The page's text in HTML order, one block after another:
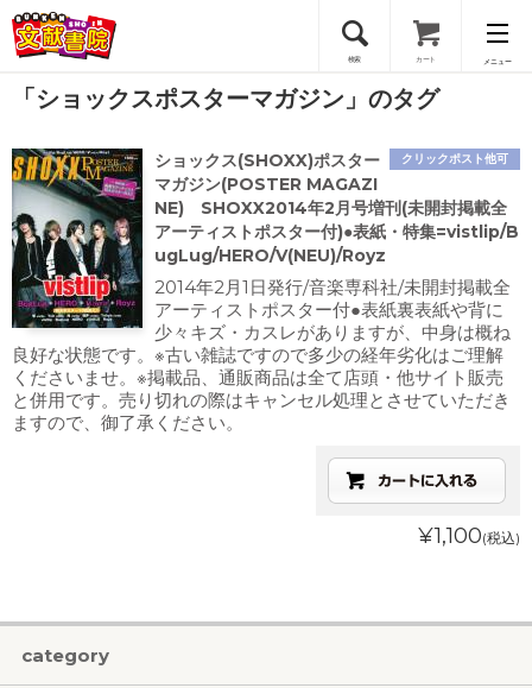
検索 カート メニュー
会員登録
ログイン
「ショックスポスターマガジン」のタグ
クリックポスト他可
ショックス(SHOXX)ポスター
マガジン(POSTER MAGAZI
NE) SHOXX2014年2月号増刊(未開封掲載全
アーティストポスター付)●表紙・特集=vistlip/B
ugLug/HERO/V(NEU)/Royz
2014年2月1日発行/音楽専科社/未開封掲載全
アーティストポスター付●表紙裏表紙や背に
少々キズ・カスレがありますが、中身は概ね
良好な状態です。※古い雑誌ですので多少の経年劣化はご理解
くださいませ。※掲載品、通販商品は全て店頭・他サイト販売
と併用です。売り切れの際はキャンセル処理とさせていただき
ますので、御了承ください。
¥1,100(税込)
category